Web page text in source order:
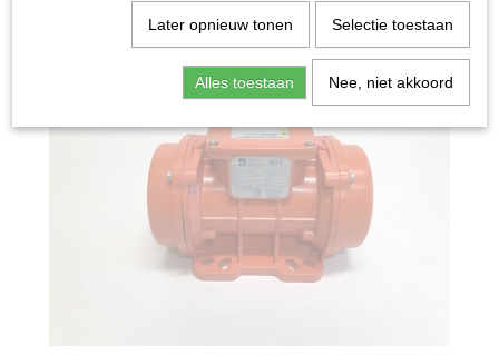
Home
Later opnieuw tonen Selectie toestaan
Alles toestaan Nee, niet akkoord